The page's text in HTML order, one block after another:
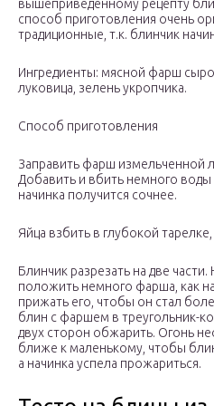
вышеприведенному рецепту
способ приготовления очень
традиционные, т.к. блинчик
Ингредиенты: мясной фарш
луковица, зелень укропчика.
Способ приготовления
Заправить фарш измельченной
Добавить и вбить немного воды
начинка получится сочнее.
Яйца взбить в глубокой
Блинчик разрезать на две
положить немного фарша, как
прижать его, чтобы он стал
блин с фаршем в треугольник-
двух сторон обжарить. Огонь
ближе к маленькому, чтобы
а начинка успела прожариться.